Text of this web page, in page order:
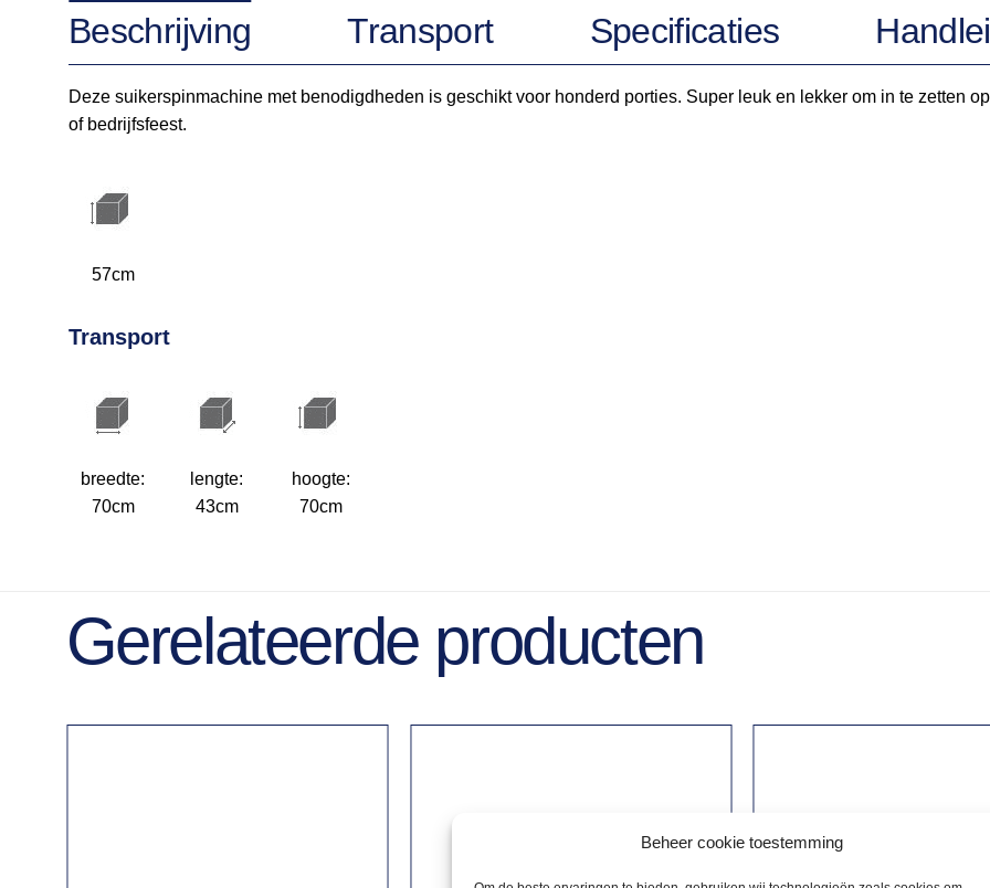
Beheer cookie toestemming
Beschrijving Transport Specificaties
Deze suikerspinmachine met benodigdheden is geschikt voor honderd porties. Super leuk en lekker om in te zetten
of bedrijfsfeest.
57cm
Transport
breedte:
70cm
lengte:
43cm
hoogte:
70cm
Gerelateerde producten